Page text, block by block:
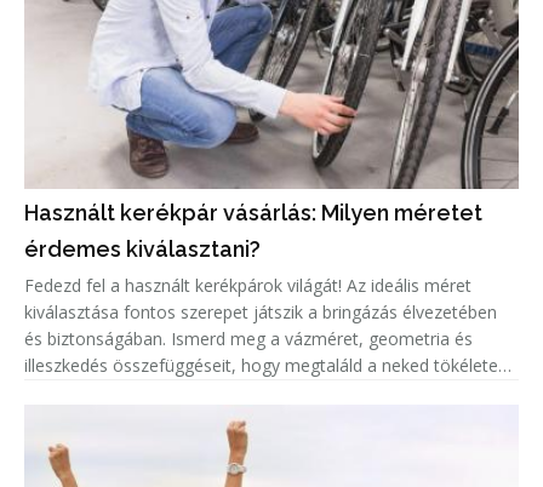
Használt kerékpár vásárlás: Milyen méretet
érdemes kiválasztani?
Fedezd fel a használt kerékpárok világát! Az ideális méret
kiválasztása fontos szerepet játszik a bringázás élvezetében
és biztonságában. Ismerd meg a vázméret, geometria és
illeszkedés összefüggéseit, hogy megtaláld a neked tökéletes